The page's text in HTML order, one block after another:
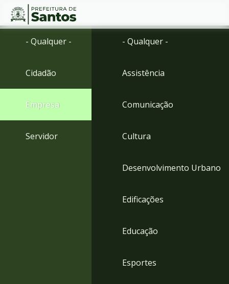
Ir
Ir
menu
Conteúdo
- Qualquer -
Cidadão
Empresa
Servidor
- Qualquer -
Assistência
Comunicação
Cultura
Desenvolvimento Urbano
Edificações
Educação
Esportes